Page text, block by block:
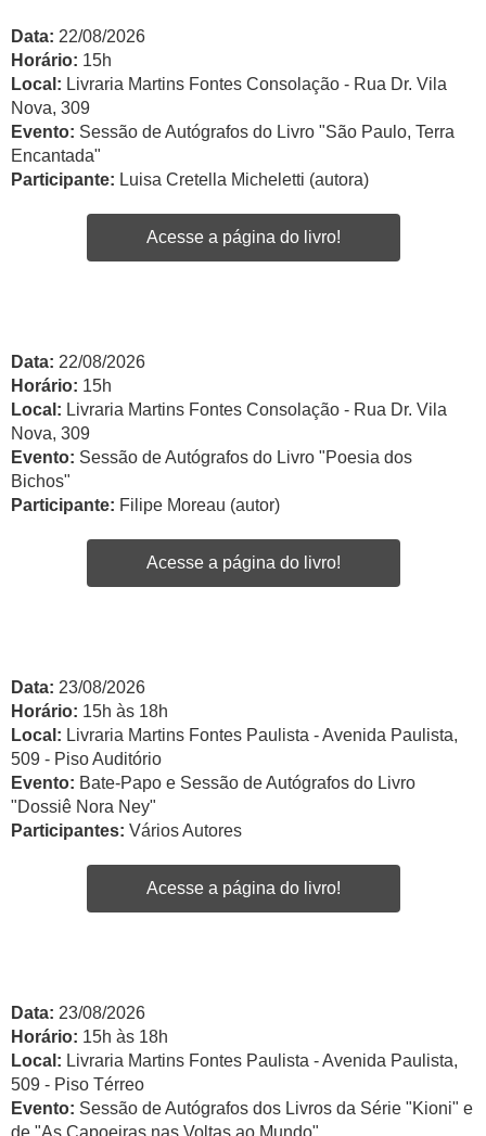
Data: 22/08/2026
Horário: 15h
Local: Livraria Martins Fontes Consolação - Rua Dr. Vila
Nova, 309
Evento: Sessão de Autógrafos do Livro "São Paulo, Terra
Encantada"
Participante: Luisa Cretella Micheletti (autora)
Acesse a página do livro!
Data: 22/08/2026
Horário: 15h
Local: Livraria Martins Fontes Consolação - Rua Dr. Vila
Nova, 309
Evento: Sessão de Autógrafos do Livro "Poesia dos
Bichos"
Participante: Filipe Moreau (autor)
Acesse a página do livro!
Data: 23/08/2026
Horário: 15h às 18h
Local: Livraria Martins Fontes Paulista - Avenida Paulista,
509 - Piso Auditório
Evento: Bate-Papo e Sessão de Autógrafos do Livro
"Dossiê Nora Ney"
Participantes: Vários Autores
Acesse a página do livro!
Data: 23/08/2026
Horário: 15h às 18h
Local: Livraria Martins Fontes Paulista - Avenida Paulista,
509 - Piso Térreo
Evento: Sessão de Autógrafos dos Livros da Série "Kioni" e
de "As Capoeiras nas Voltas ao Mundo"